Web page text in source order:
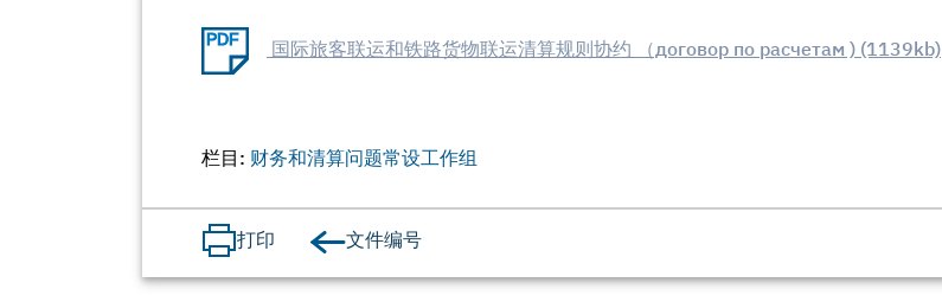
国际旅客联运和铁路货物联运清算规则协约 （договор по расчетам ) (1139kb)
栏目: 财务和清算问题常设工作组
打印 文件编号